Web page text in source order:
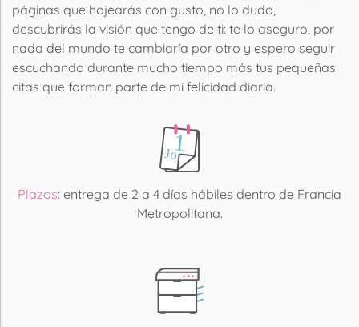
páginas que hojearás con gusto, no lo dudo,
descubrirás la visión que tengo de ti: te lo aseguro, por
nada del mundo te cambiaría por otro y espero seguir
escuchando durante mucho tiempo más tus pequeñas
citas que forman parte de mi felicidad diaria.
Plazos: entrega de 2 a 4 días hábiles dentro de Francia
Metropolitana.